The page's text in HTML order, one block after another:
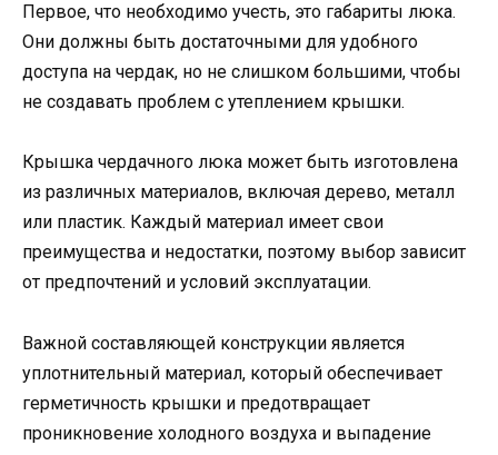
Первое, что необходимо учесть, это габариты люка.
Они должны быть достаточными для удобного
доступа на чердак, но не слишком большими, чтобы
не создавать проблем с утеплением крышки.
Крышка чердачного люка может быть изготовлена
из различных материалов, включая дерево, металл
или пластик. Каждый материал имеет свои
преимущества и недостатки, поэтому выбор зависит
от предпочтений и условий эксплуатации.
Важной составляющей конструкции является
уплотнительный материал, который обеспечивает
герметичность крышки и предотвращает
проникновение холодного воздуха и выпадение